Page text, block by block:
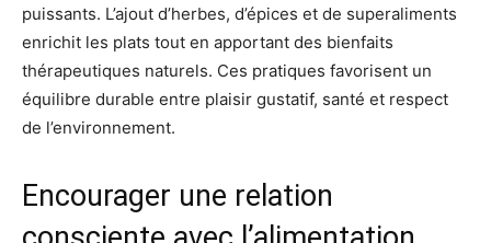
puissants. L’ajout d’herbes, d’épices et de superaliments
enrichit les plats tout en apportant des bienfaits
thérapeutiques naturels. Ces pratiques favorisent un
équilibre durable entre plaisir gustatif, santé et respect
de l’environnement.
Encourager une relation